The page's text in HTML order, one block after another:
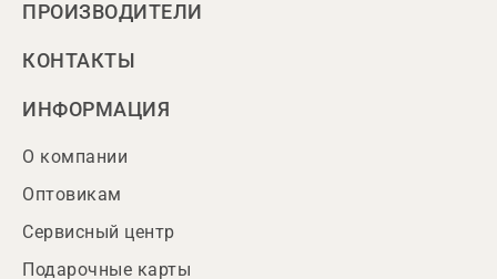
ПРОИЗВОДИТЕЛИ
КОНТАКТЫ
ИНФОРМАЦИЯ
О компании
Оптовикам
Сервисный центр
Подарочные карты